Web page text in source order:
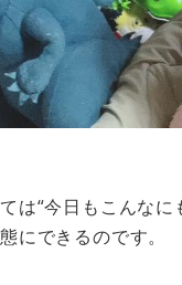
は“今日もこんな
にできるのです。